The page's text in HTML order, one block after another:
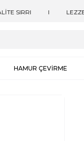
HAMUR ÇEVİRME